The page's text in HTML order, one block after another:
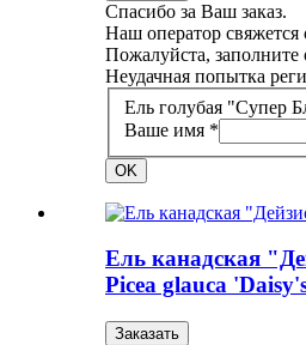
Спасибо за Ваш заказ.
Наш оператор свяжется
Пожалуйста, заполните
Неудачная попытка
Ель голубая "Супер
Ваше имя *
OK
Ель канадская
Picea glauca
Заказать